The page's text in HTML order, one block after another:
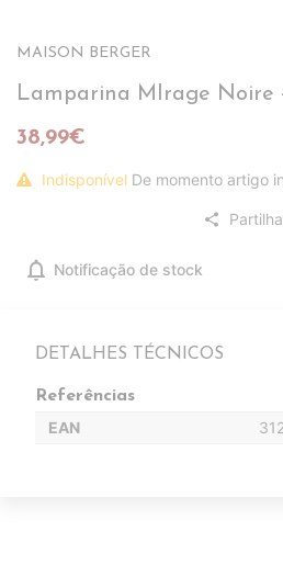
MAISON BERGER
Lamparina MIrage Noire
38,99€
Indisponível De momento artigo
share
notifications Notificação de stock
DETALHES TÉCNICOS
Referências
EAN